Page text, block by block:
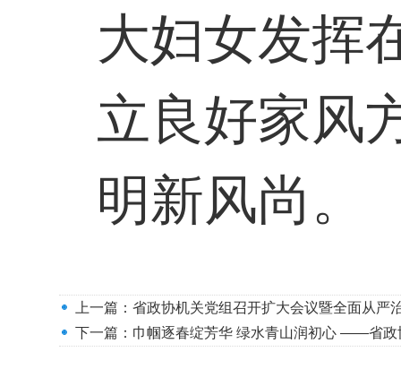
大妇女发挥
立良好家风
明新风尚。
上一篇： 省政协机关党组召开扩大会议暨全面从严
下一篇： 巾帼逐春绽芳华 绿水青山润初心 ——省政